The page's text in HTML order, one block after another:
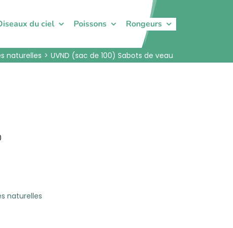
du ciel Poissons Rongeurs
naturelles UVND (sac de 100) Sabots de veau
naturelles